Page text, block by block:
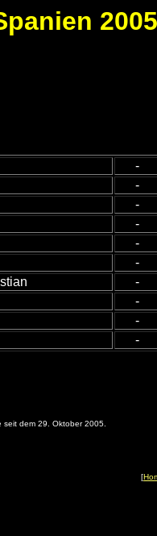
-
-
-
-
-
-
-
-
-
-
seit dem 29. Oktober 2005.
[